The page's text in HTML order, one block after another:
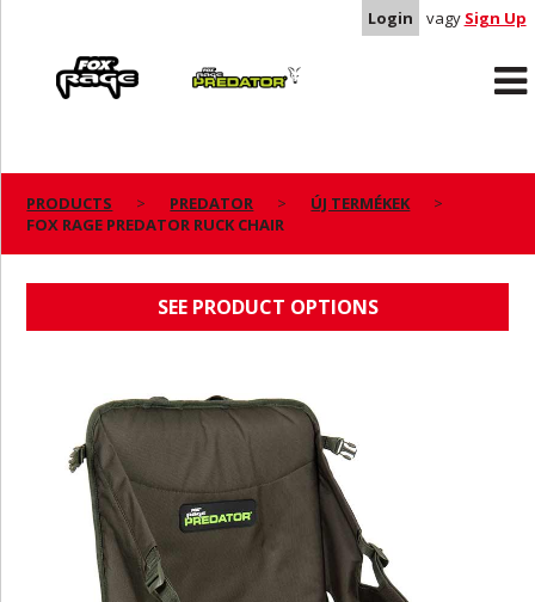
Login vagy Sign Up
Predator
PRODUCTS PREDATOR
ÚJ TERMÉKEK
FOX RAGE PREDATOR RUCK CHAIR
SEE PRODUCT OPTIONS